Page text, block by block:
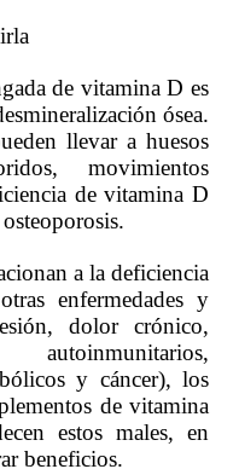
de vitamina D es
ósea.
llevar a huesos
movimientos
de vitamina D
a la deficiencia
enfermedades y
dolor crónico,
y cáncer), los
de vitamina
estos males, en
beneficios.